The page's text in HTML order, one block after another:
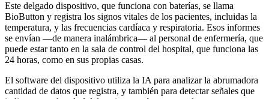
Este delgado dispositivo, que funciona con baterías, se llama
BioButton y registra los signos vitales de los pacientes, incluidas la
temperatura, y las frecuencias cardíaca y respiratoria. Esos informes
se envían —de manera inalámbrica— al personal de enfermería, que
puede estar tanto en la sala de control del hospital, que funciona las
24 horas, como en sus propias casas.
El software del dispositivo utiliza la IA para analizar la abrumadora
cantidad de datos que registra, y también para detectar señales que